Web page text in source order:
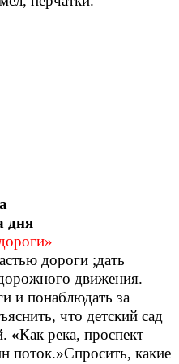
дороги ;дать
движения.
и понаблюдать за
что детский сад
«Как река, проспект
поток.»Спросить, какие